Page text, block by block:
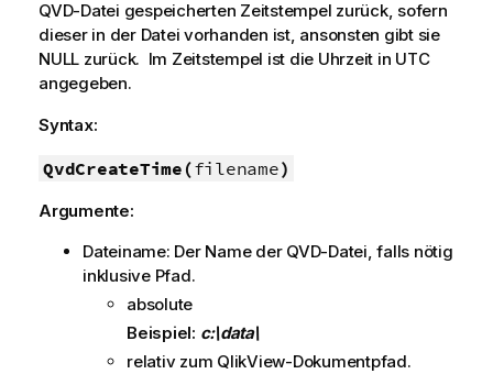
QVD-Datei gespeicherten Zeitstempel zurück, sofern
dieser in der Datei vorhanden ist, ansonsten gibt sie
NULL zurück. Im Zeitstempel ist die Uhrzeit in UTC
angegeben.
Syntax:
QvdCreateTime(filename)
Argumente:
Dateiname: Der Name der QVD-Datei, falls nötig
inklusive Pfad.
absolute
Beispiel: c:\data\
relativ zum QlikView-Dokumentpfad.